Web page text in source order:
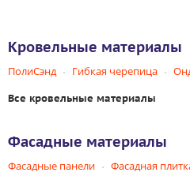
Кровельные материалы
ПолиСэнд Гибкая черепица
Все кровельные материалы
Фасадные материалы
Фасадные панели Фасадная